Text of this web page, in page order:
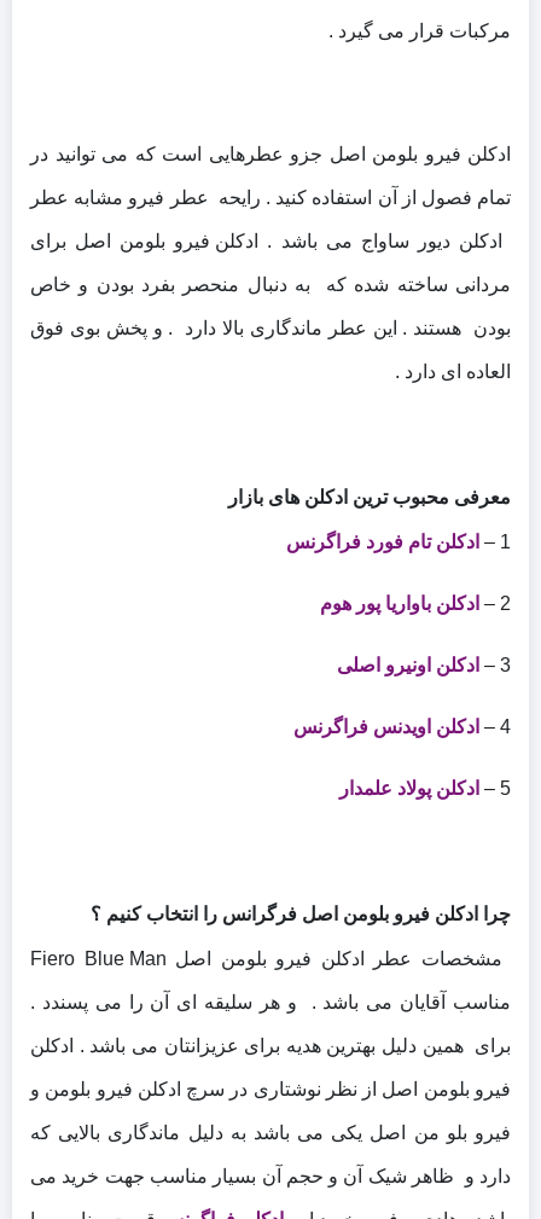
مرکبات قرار می گیرد .
ادکلن فیرو بلومن اصل جزو عطرهایی است که می توانید در
تمام فصول از آن استفاده کنید . رایحه عطر فیرو مشابه عطر
ادکلن دیور ساواج می باشد . ادکلن فیرو بلومن اصل برای
مردانی ساخته شده که به دنبال منحصر بفرد بودن و خاص
بودن هستند . این عطر ماندگاری بالا دارد . و پخش بوی فوق
العاده ای دارد .
معرفی محبوب ترین ادکلن های بازار
1 – ادکلن تام فورد فراگرنس
2 – ادکلن باواریا پور هوم
3 – ادکلن اونیرو اصلی
4 – ادکلن اویدنس فراگرنس
5 – ادکلن پولاد علمدار
چرا ادکلن فیرو بلومن اصل فرگرانس را انتخاب کنیم ؟
مشخصات عطر ادکلن فیرو بلومن اصل Fiero Blue Man
مناسب آقایان می باشد . و هر سلیقه ای آن را می پسندد .
برای همین دلیل بهترین هدیه برای عزیزانتان می باشد . ادکلن
فیرو بلومن اصل از نظر نوشتاری در سرچ ادکلن فیرو بلومن و
فیرو بلو من اصل یکی می باشد به دلیل ماندگاری بالایی که
دارد و ظاهر شیک آن و حجم آن بسیار مناسب جهت خرید می